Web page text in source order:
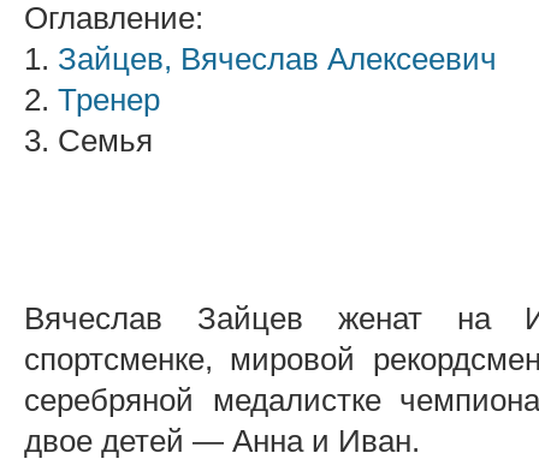
Оглавление:
1. Зайцев, Вячеслав Алексеевич
2. Тренер
3. Семья
Вячеслав Зайцев женат на
спортсменке, мировой
серебряной медалистке
двое детей — Анна и Иван.